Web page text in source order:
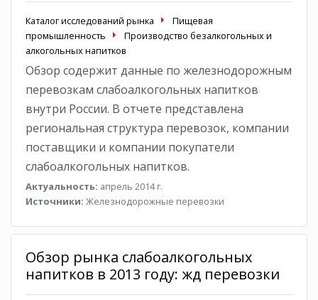
Каталог исследований рынка
Пищевая
промышленность
Производство безалкогольных и
алкогольных напитков
Обзор содержит данные по железнодорожным
перевозкам слабоалкогольных напитков
внутри России. В отчете представлена
региональная структура перевозок, компании
поставщики и компании покупатели
слабоалкогольных напитков.
Актуальность: апрель 2014 г.
Источники: Железнодорожные перевозки
Обзор рынка слабоалкогольных
напитков в 2013 году: жд перевозки